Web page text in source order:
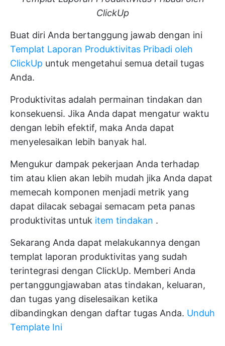
ClickUp
Buat diri Anda bertanggung jawab dengan ini
Templat Laporan Produktivitas Pribadi oleh
ClickUp untuk mengetahui semua detail tugas
Anda.
Produktivitas adalah permainan tindakan dan
konsekuensi. Jika Anda dapat mengatur waktu
dengan lebih efektif, maka Anda dapat
menyelesaikan lebih banyak hal.
Mengukur dampak pekerjaan Anda terhadap
tim atau klien akan lebih mudah jika Anda dapat
memecah komponen menjadi metrik yang
dapat dilacak sebagai semacam peta panas
produktivitas untuk item tindakan .
Sekarang Anda dapat melakukannya dengan
templat laporan produktivitas yang sudah
terintegrasi dengan ClickUp. Memberi Anda
pertanggungjawaban atas tindakan, keluaran,
dan tugas yang diselesaikan ketika
dibandingkan dengan daftar tugas Anda. Unduh
Template Ini